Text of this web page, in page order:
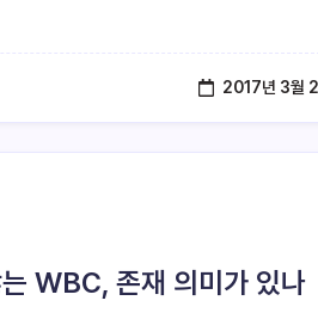
2017년 3월
WBC, 존재 의미가 있나